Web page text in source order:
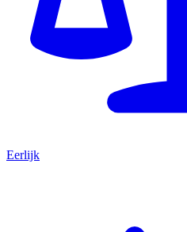
Eerlijk